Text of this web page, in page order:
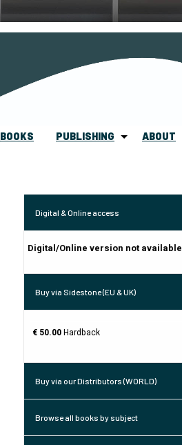
BOOKS PUBLISHING ABOUT
Digital & Online access
Digital/Online version not available
Buy via Sidestone (EU & UK)
€ 50.00Hardback
Buy via our Distributors (WORLD)
Browse all books by subject